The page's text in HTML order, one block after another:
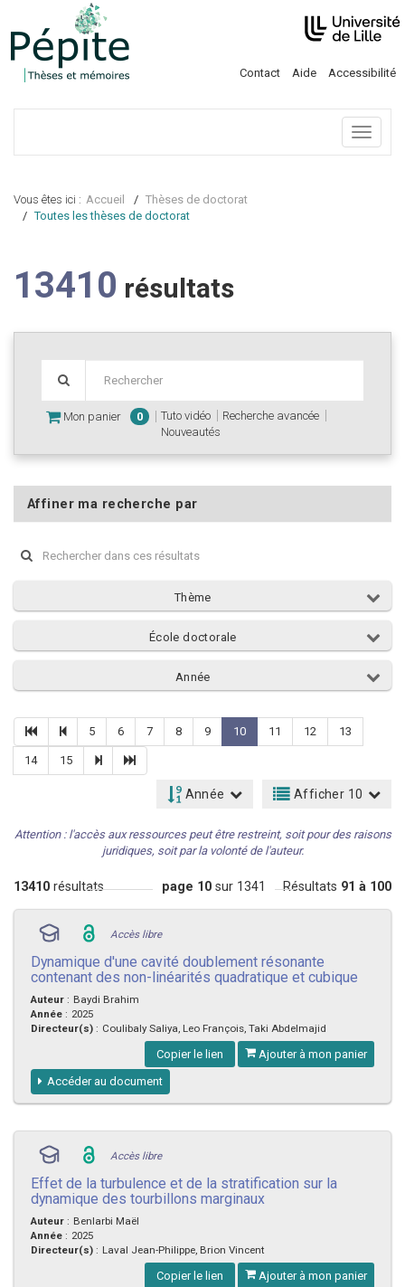
Contact Aide Accessibilité
Menu
Vous êtes ici : Accueil
Thèses de doctorat
Toutes les thèses de doctorat
13410 résultats
Mon panier 0 Tuto vidéo
Recherche avancée
Nouveautés
Affiner ma recherche par
Thème
École doctorale
Année
5 6 7 8 9 10 11 12 13
14 15
Année Afficher 10
Attention : l'accès aux ressources peut être restreint, soit pour des raisons
juridiques, soit par la volonté de l'auteur.
13410 résultats page 10 sur 1341 Résultats 91 à 100
Accès libre
Dynamique d'une cavité doublement résonante
contenant des non-linéarités quadratique et cubique
Auteur : Baydi Brahim
Année : 2025
Directeur(s) : Coulibaly Saliya, Leo François, Taki Abdelmajid
Copier le lien Ajouter à mon panier
Accéder au document
Accès libre
Effet de la turbulence et de la stratification sur la
dynamique des tourbillons marginaux
Auteur : Benlarbi Maël
Année : 2025
Directeur(s) : Laval Jean-Philippe, Brion Vincent
Copier le lien Ajouter à mon panier